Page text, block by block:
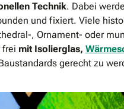
Technik. Dabei
und fixiert. Viele
, Ornament- oder
frei mit Isolierglas,
gerecht zu